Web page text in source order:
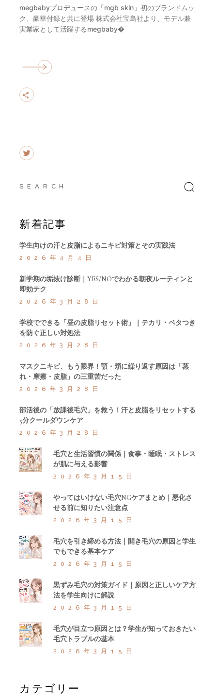
megbabyプロデュースの「mgb skin」初のブランドムッ
ク、豪華付録と共に登場 株式会社宝島社より、モデル兼
実業家として活躍するmegbaby�
Search
for:
新着記事
学生向けの汗と皮脂によるニキビ対策とその実践法
2026年4月4日
新学期の垢抜け診断｜YES/NOでわかる朝夜ルーティンと
即効テク
2026年3月28日
学校でできる「昼の皮脂リセット術」｜テカリ・ベタつき
を防ぐ正しい対処法
2026年3月28日
マスクニキビ、もう限界！顎・頬に繰り返す原因は「蒸
れ・摩擦・皮脂」の三重苦だった
2026年3月28日
部活後の「放課後毛穴」を救う！汗と皮脂をリセットする
5分クールダウンケア
2026年3月28日
毛穴と生活習慣の関係｜食事・睡眠・ストレス
が肌に与える影響
2026年3月15日
やってはいけない毛穴NGケアまとめ｜悪化さ
せる前に知りたい注意点
2026年3月15日
毛穴を引き締める方法｜開き毛穴の原因と学生
でもできる基本ケア
2026年3月15日
黒ずみ毛穴の対策ガイド｜原因と正しいケア方
法を学生向けに解説
2026年3月15日
毛穴が目立つ原因とは？学生が知っておきたい
毛穴トラブルの基本
2026年3月15日
カテゴリー